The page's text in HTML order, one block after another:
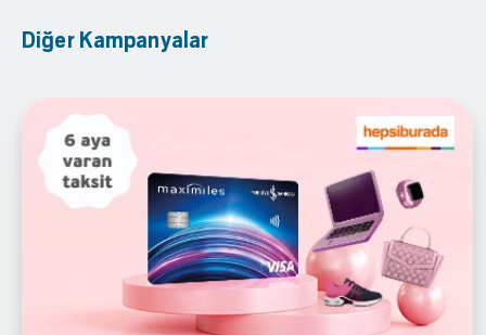
Diğer Kampanyalar